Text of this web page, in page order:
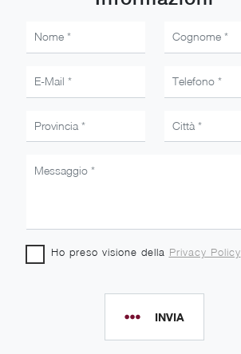
Ho preso visione della Privacy Policy
INVIA